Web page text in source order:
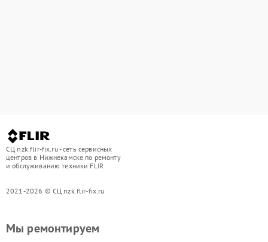
СЦ nzk.flir-fix.ru - сеть сервисных
центров в Нижнекамске по ремонту
и обслуживанию техники FLIR
2021-2026 © СЦ nzk.flir-fix.ru
Мы ремонтируем